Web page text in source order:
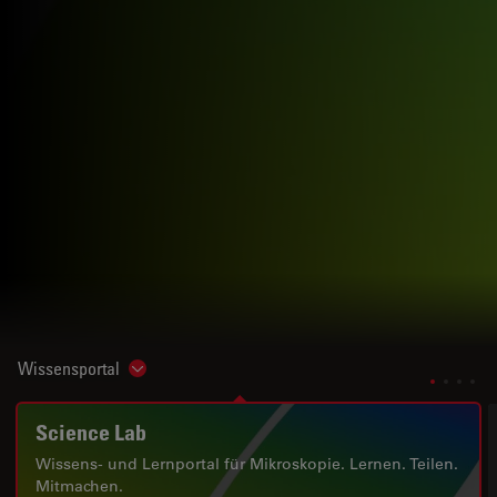
Wissensportal Show subnavigation
Science Lab
Wissens- und Lernportal für Mikroskopie. Lernen. Teilen.
Mitmachen.